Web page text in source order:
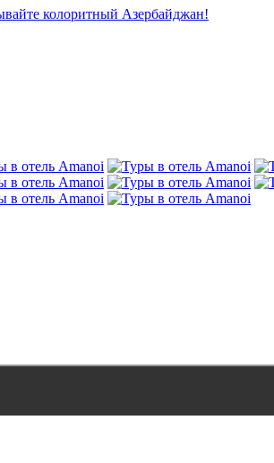
колоритный Азербайджан!